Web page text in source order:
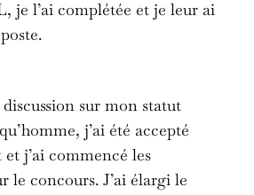
je l’ai complétée et je leur ai
sur mon statut
j’ai été accepté
j’ai commencé les
le concours. J’ai élargi le